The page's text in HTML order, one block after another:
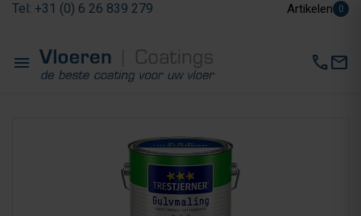
Tel: +31 (0) 6 26 839 279 Artikelen 0
menu callmail